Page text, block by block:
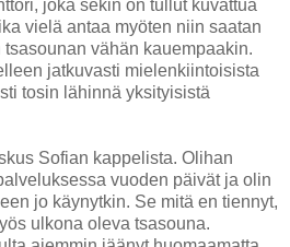
joka sekin on tullut kuvattua
vielä antaa myöten niin saatan
vähän kauempaakin.
jatkuvasti mielenkiintoisista
tosin lähinnä yksityisistä
Sofian kappelista. Olihan
vuoden päivät ja olin
jo käynytkin. Se mitä en tiennyt,
ulkona oleva tsasouna.